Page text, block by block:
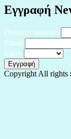
Εγγραφή
Ονοματεπώνυμο
Email
Είμαι
Copyright All rights